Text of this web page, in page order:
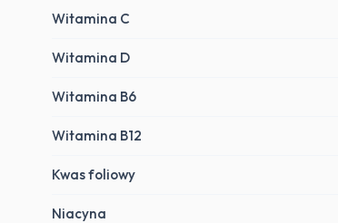
Witamina C
Witamina D
Witamina B6
Witamina B12
Kwas foliowy
Niacyna